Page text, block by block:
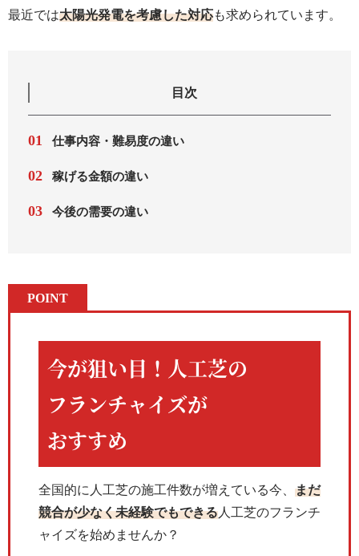
最近では太陽光発電を考慮した対応も求められています。
目次
仕事内容・難易度の違い
稼げる金額の違い
今後の需要の違い
POINT
今が狙い目！人工芝の
フランチャイズが
おすすめ
全国的に人工芝の施工件数が増えている今、 まだ
競合が少なく未経験でもできる人工芝のフランチ
ャイズを始めませんか？